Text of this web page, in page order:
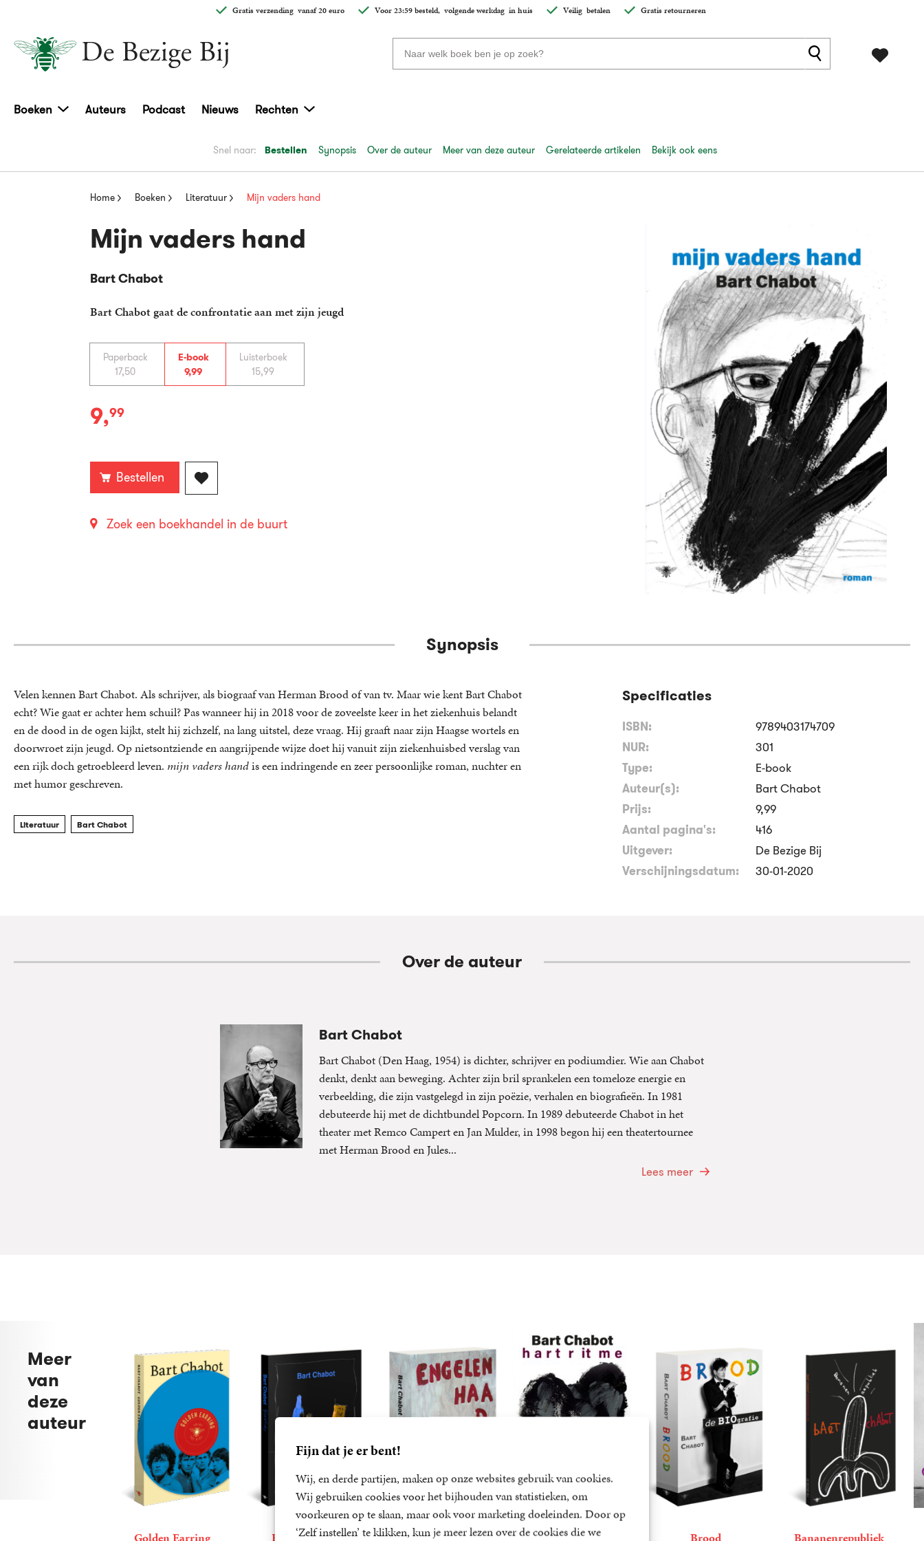
Fijn dat je er bent!
Wij, en derde partijen, maken op onze websites gebruik van cookies.
Wij gebruiken cookies voor het bijhouden van statistieken, om
voorkeuren op te slaan, maar ook voor marketing doeleinden. Door op
‘Zelf instellen’ te klikken, kun je meer lezen over de cookies die we
Gratis verzendingvanaf 20 euro Voor 23:59 besteld, volgende werkdagin huis Veiligbetalen Gratis retourneren
Zoeken
naar
Boeken Auteurs Podcast Nieuws Rechten
Snel naar: Bestellen Synopsis Over de auteur Meer van deze auteur Gerelateerde artikelen Bekijk ook eens
Home Boeken Literatuur Mijn vaders hand
Mijn vaders hand
Bart Chabot
Bart Chabot gaat de confrontatie aan met zijn jeugd
Paperback
17,50
E-book
9,99
Luisterboek
15,99
E-
9,99
Bestellen
Zoek een boekhandel in de buurt
Synopsis
Velen kennen Bart Chabot. Als schrijver, als biograaf van Herman Brood of van tv. Maar wie kent Bart Chabot
echt? Wie gaat er achter hem schuil? Pas wanneer hij in 2018 voor de zoveelste keer in het ziekenhuis belandt
en de dood in de ogen kijkt, stelt hij zichzelf, na lang uitstel, deze vraag. Hij graaft naar zijn Haagse wortels en
doorwroet zijn jeugd. Op nietsontziende en aangrijpende wijze doet hij vanuit zijn ziekenhuisbed verslag van
een rijk doch getroebleerd leven. mijn vaders handis een indringende en zeer persoonlijke roman, nuchter en
met humor geschreven.
Literatuur Bart Chabot
Specificaties
ISBN:
9789403174709
NUR:
301
Type:
E-book
Auteur(s):
Bart Chabot
Prijs:
9,99
Aantal pagina's:
416
Uitgever:
De Bezige Bij
Verschijningsdatum:
30-01-2020
Over de auteur
Bart Chabot
Bart Chabot (Den Haag, 1954) is dichter, schrijver en podiumdier. Wie aan Chabot
denkt, denkt aan beweging. Achter zijn bril sprankelen een tomeloze energie en
verbeelding, die zijn vastgelegd in zijn poëzie, verhalen en biografieën. In 1981
debuteerde hij met de dichtbundel Popcorn. In 1989 debuteerde Chabot in het
theater met Remco Campert en Jan Mulder, in 1998 begon hij een theatertournee
met Herman Brood en Jules...
Lees meer
Meer
van
deze
auteur
Golden Earring
Blue Whiskey
Engelenhaar
Hartritme
Brood
Bananenrepubliek